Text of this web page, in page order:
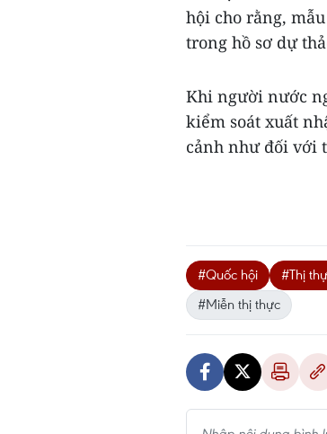
hội cho rằng,
trong hồ sơ dự
Khi người nước
kiểm soát xuất
cảnh như đối với
#Quốc hội #Thị
#Miễn thị thực